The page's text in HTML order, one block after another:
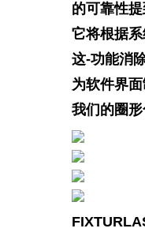
的可靠性
它将根据
这-功能消
为软件界
我们的圈